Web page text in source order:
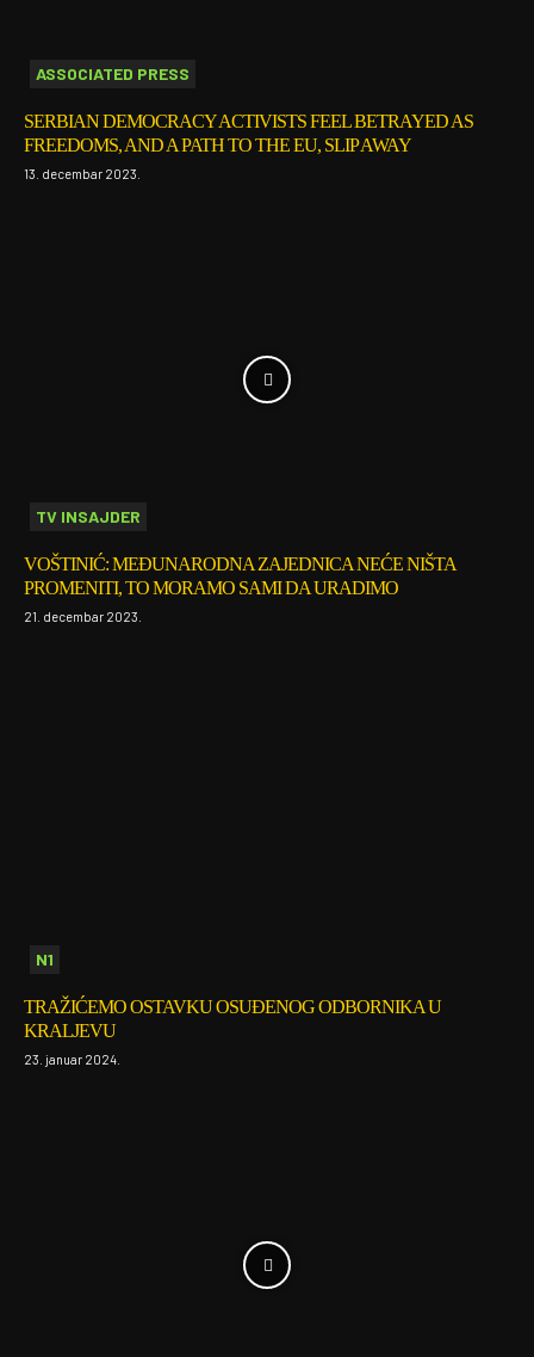
ASSOCIATED PRESS
SERBIAN DEMOCRACY ACTIVISTS FEEL BETRAYED AS
FREEDOMS, AND A PATH TO THE EU, SLIP AWAY
13. decembar 2023.
TV INSAJDER
VOŠTINIĆ: MEĐUNARODNA ZAJEDNICA NEĆE NIŠTA
PROMENITI, TO MORAMO SAMI DA URADIMO
21. decembar 2023.
N1
TRAŽIĆEMO OSTAVKU OSUĐENOG ODBORNIKA U
KRALJEVU
23. januar 2024.